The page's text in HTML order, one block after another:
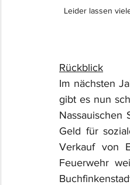
Leider lassen
Rückblick
Im nächsten
gibt es nun
Nassauischen
Geld für
Verkauf von
Feuerwehr